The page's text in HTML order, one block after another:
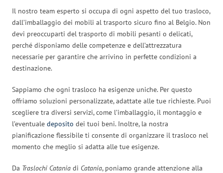
Il nostro team esperto si occupa di ogni aspetto del tuo trasloco,
dall’imballaggio dei mobili al trasporto sicuro fino al Belgio. Non
devi preoccuparti del trasporto di mobili pesanti o delicati,
perché disponiamo delle competenze e dell’attrezzatura
necessarie per garantire che arrivino in perfette condizioni a
destinazione.
Sappiamo che ogni trasloco ha esigenze uniche. Per questo
offriamo soluzioni personalizzate, adattate alle tue richieste. Puoi
scegliere tra diversi servizi, come l’imballaggio, il montaggio e
l’eventuale deposito dei tuoi beni. Inoltre, la nostra
pianificazione flessibile ti consente di organizzare il trasloco nel
momento che meglio si adatta alle tue esigenze.
Da Traslochi Catania di Catania, poniamo grande attenzione alla